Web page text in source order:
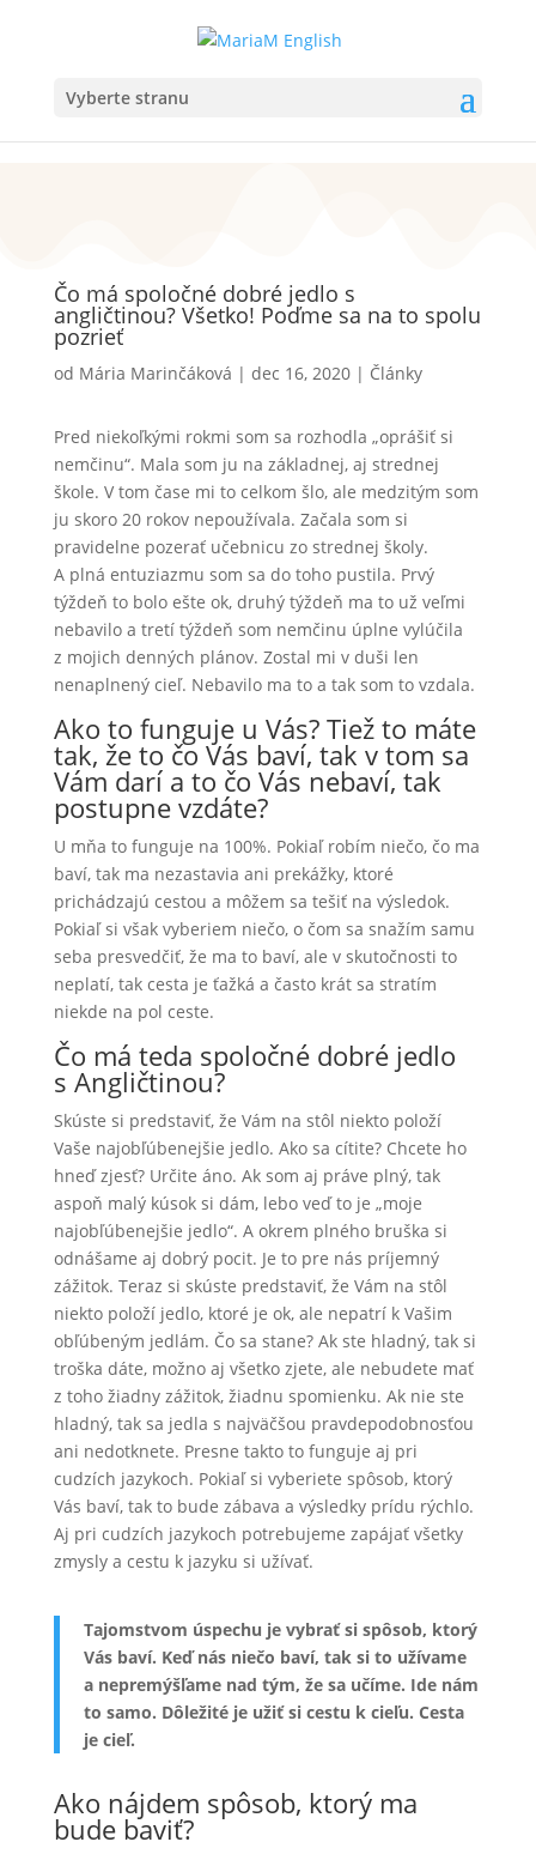
Vyberte stranu
Čo má spoločné dobré jedlo s
angličtinou? Všetko! Poďme sa na to spolu
pozrieť
od Mária Marinčáková | dec 16, 2020| Články
Pred niekoľkými rokmi som sa rozhodla „oprášiť si
nemčinu“. Mala som ju na základnej, aj strednej
škole. V tom čase mi to celkom šlo, ale medzitým som
ju skoro 20 rokov nepoužívala. Začala som si
pravidelne pozerať učebnicu zo strednej školy.
A plná entuziazmu som sa do toho pustila. Prvý
týždeň to bolo ešte ok, druhý týždeň ma to už veľmi
nebavilo a tretí týždeň som nemčinu úplne vylúčila
z mojich denných plánov. Zostal mi v duši len
nenaplnený cieľ. Nebavilo ma to a tak som to vzdala.
Ako to funguje u Vás? Tiež to máte
tak, že to čo Vás baví, tak v tom sa
Vám darí a to čo Vás nebaví, tak
postupne vzdáte?
U mňa to funguje na 100%. Pokiaľ robím niečo, čo ma
baví, tak ma nezastavia ani prekážky, ktoré
prichádzajú cestou a môžem sa tešiť na výsledok.
Pokiaľ si však vyberiem niečo, o čom sa snažím samu
seba presvedčiť, že ma to baví, ale v skutočnosti to
neplatí, tak cesta je ťažká a často krát sa stratím
niekde na pol ceste.
Čo má teda spoločné dobré jedlo
s Angličtinou?
Skúste si predstaviť, že Vám na stôl niekto položí
Vaše najobľúbenejšie jedlo. Ako sa cítite? Chcete ho
hneď zjesť? Určite áno. Ak som aj práve plný, tak
aspoň malý kúsok si dám, lebo veď to je „moje
najobľúbenejšie jedlo“. A okrem plného bruška si
odnášame aj dobrý pocit. Je to pre nás príjemný
zážitok. Teraz si skúste predstaviť, že Vám na stôl
niekto položí jedlo, ktoré je ok, ale nepatrí k Vašim
obľúbeným jedlám. Čo sa stane? Ak ste hladný, tak si
troška dáte, možno aj všetko zjete, ale nebudete mať
z toho žiadny zážitok, žiadnu spomienku. Ak nie ste
hladný, tak sa jedla s najväčšou pravdepodobnosťou
ani nedotknete. Presne takto to funguje aj pri
cudzích jazykoch. Pokiaľ si vyberiete spôsob, ktorý
Vás baví, tak to bude zábava a výsledky prídu rýchlo.
Aj pri cudzích jazykoch potrebujeme zapájať všetky
zmysly a cestu k jazyku si užívať.
Tajomstvom úspechu je vybrať si spôsob, ktorý
Vás baví. Keď nás niečo baví, tak si to užívame
a nepremýšľame nad tým, že sa učíme. Ide nám
to samo. Dôležité je užiť si cestu k cieľu. Cesta
je cieľ.
Ako nájdem spôsob, ktorý ma
bude baviť?